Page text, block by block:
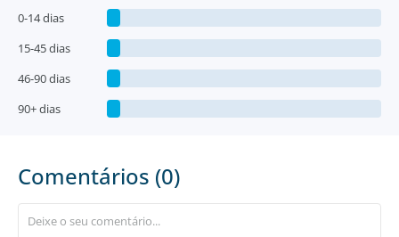
0-14 dias
15-45 dias
46-90 dias
90+ dias
Comentários (0)